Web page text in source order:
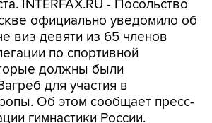
виз девяти из 65 членов
по спортивной
должны были
для участия в
Об этом сообщает пресс-
гимнастики России.
отказали в визе, — лидеры